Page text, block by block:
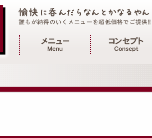
メインメニュー